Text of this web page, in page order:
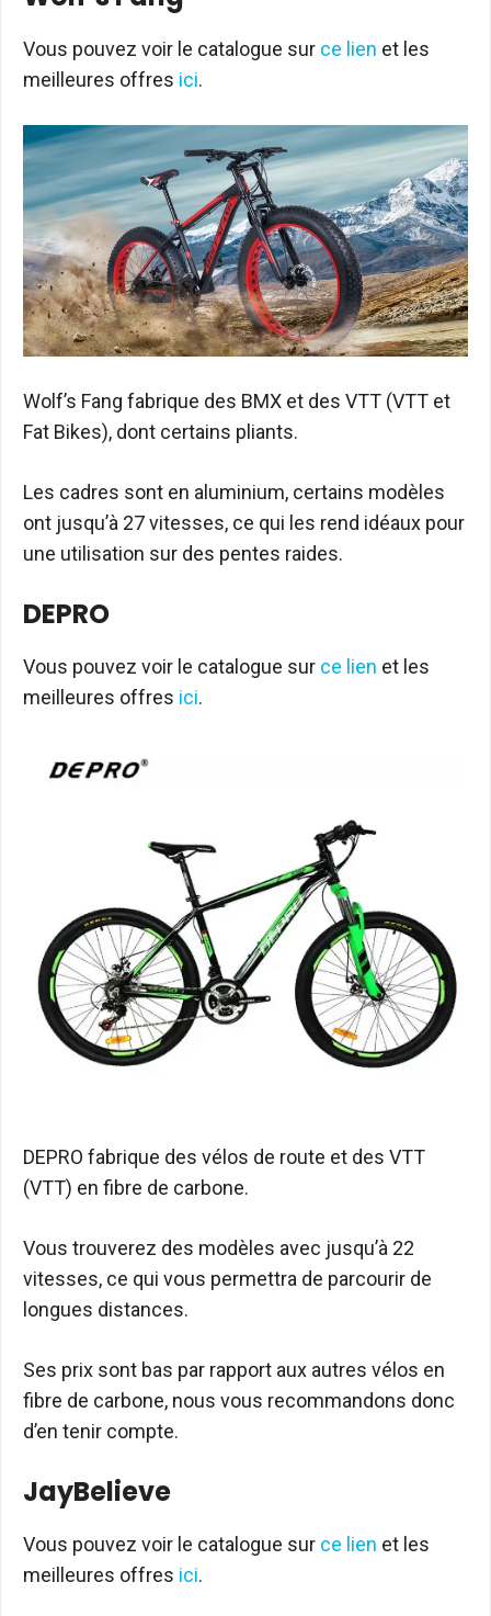
Vous pouvez voir le catalogue sur ce lien et les
meilleures offres ici.
Wolf’s Fang fabrique des BMX et des VTT (VTT et
Fat Bikes), dont certains pliants.
Les cadres sont en aluminium, certains modèles
ont jusqu’à 27 vitesses, ce qui les rend idéaux pour
une utilisation sur des pentes raides.
DEPRO
Vous pouvez voir le catalogue sur ce lien et les
meilleures offres ici.
DEPRO fabrique des vélos de route et des VTT
(VTT) en fibre de carbone.
Vous trouverez des modèles avec jusqu’à 22
vitesses, ce qui vous permettra de parcourir de
longues distances.
Ses prix sont bas par rapport aux autres vélos en
fibre de carbone, nous vous recommandons donc
d’en tenir compte.
JayBelieve
Vous pouvez voir le catalogue sur ce lien et les
meilleures offres ici.